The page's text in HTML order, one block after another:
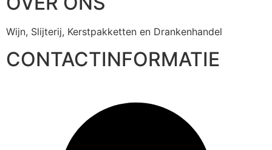
Wijn, Slijterij, Kerstpakketten en Drankenhandel
CONTACTINFORMATIE